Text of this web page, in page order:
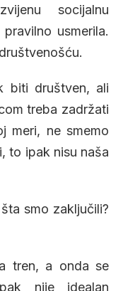
socijalnu
usmerila.
društven, ali
treba zadržati
meri, ne smemo
to ipak nisu naša
smo zaključili?
tren, a onda se
nije idealan